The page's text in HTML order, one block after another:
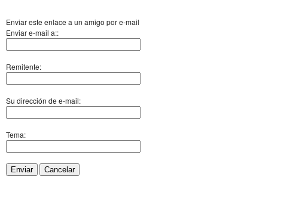
Enviar este enlace a un amigo por e-mail
Enviar e-mail a::
Remitente:
Su dirección de e-mail:
Tema:
Enviar Cancelar